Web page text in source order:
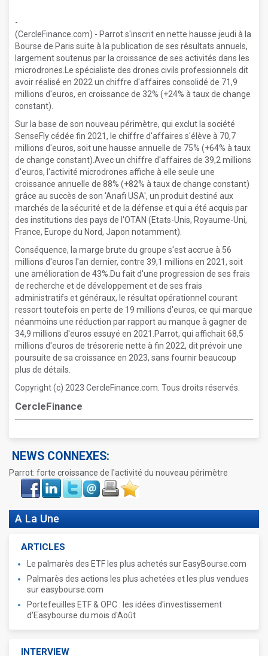
-
(CercleFinance.com) - Parrot s'inscrit en nette hausse jeudi à la
Bourse de Paris suite à la publication de ses résultats annuels,
largement soutenus par la croissance de ses activités dans les
microdrones.Le spécialiste des drones civils professionnels dit
avoir réalisé en 2022 un chiffre d'affaires consolidé de 71,9
millions d'euros, en croissance de 32% (+24% à taux de change
constant).
Sur la base de son nouveau périmètre, qui exclut la société
SenseFly cédée fin 2021, le chiffre d'affaires s'élève à 70,7
millions d'euros, soit une hausse annuelle de 75% (+64% à taux
de change constant).Avec un chiffre d'affaires de 39,2 millions
d'euros, l'activité microdrones affiche à elle seule une
croissance annuelle de 88% (+82% à taux de change constant)
grâce au succès de son 'Anafi USA', un produit destiné aux
marchés de la sécurité et de la défense et qui a été acquis par
des institutions des pays de l'OTAN (Etats-Unis, Royaume-Uni,
France, Europe du Nord, Japon notamment).
Conséquence, la marge brute du groupe s'est accrue à 56
millions d'euros l'an dernier, contre 39,1 millions en 2021, soit
une amélioration de 43%.Du fait d'une progression de ses frais
de recherche et de développement et de ses frais
administratifs et généraux, le résultat opérationnel courant
ressort toutefois en perte de 19 millions d'euros, ce qui marque
néanmoins une réduction par rapport au manque à gagner de
34,9 millions d'euros essuyé en 2021.Parrot, qui affichait 68,5
millions d'euros de trésorerie nette à fin 2022, dit prévoir une
poursuite de sa croissance en 2023, sans fournir beaucoup
plus de détails.
Copyright (c) 2023 CercleFinance.com. Tous droits réservés.
CercleFinance
NEWS CONNEXES:
Parrot: forte croissance de l'activité du nouveau périmètre
Face
book
LinkIn Twitter Envoyer ImprimerFavoris
A La Une
ARTICLES
Le palmarès des ETF les plus achetés sur EasyBourse.com
Palmarès des actions les plus achetées et les plus vendues
sur easybourse.com
Portefeuilles ETF & OPC : les idées d'investissement
d'Easybourse du mois d'Août
INTERVIEW